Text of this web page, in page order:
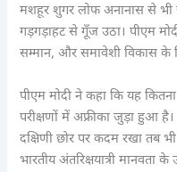
मशहूर शुगर लोफ अनानास से भी
गड़गड़ाहट से गूँज उठा। पीएम
सम्मान, और समावेशी विकास के
पीएम मोदी ने कहा कि यह
परीक्षणों में अफ्रीका जुड़ा हुआ
दक्षिणी छोर पर कदम रखा
भारतीय अंतरिक्षयात्री